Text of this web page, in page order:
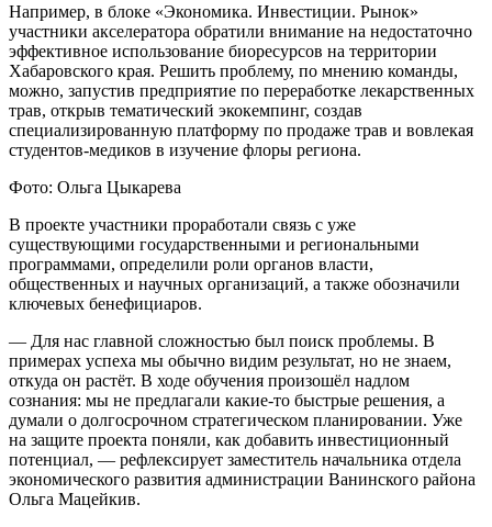
Например, в блоке «Экономика. Инвестиции. Рынок»
участники акселератора обратили внимание на недостаточно
эффективное использование биоресурсов на территории
Хабаровского края. Решить проблему, по мнению команды,
можно, запустив предприятие по переработке лекарственных
трав, открыв тематический экокемпинг, создав
специализированную платформу по продаже трав и вовлекая
студентов-медиков в изучение флоры региона.
Фото: Ольга Цыкарева
В проекте участники проработали связь с уже
существующими государственными и региональными
программами, определили роли органов власти,
общественных и научных организаций, а также обозначили
ключевых бенефициаров.
— Для нас главной сложностью был поиск проблемы. В
примерах успеха мы обычно видим результат, но не знаем,
откуда он растёт. В ходе обучения произошёл надлом
сознания: мы не предлагали какие-то быстрые решения, а
думали о долгосрочном стратегическом планировании. Уже
на защите проекта поняли, как добавить инвестиционный
потенциал, — рефлексирует заместитель начальника отдела
экономического развития администрации Ванинского района
Ольга Мацейкив.